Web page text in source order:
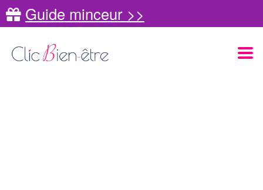
Guide minceur >>